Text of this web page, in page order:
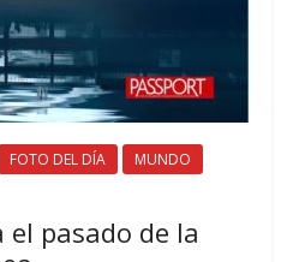
FOTO DEL DÍA
MUNDO
el pasado de la